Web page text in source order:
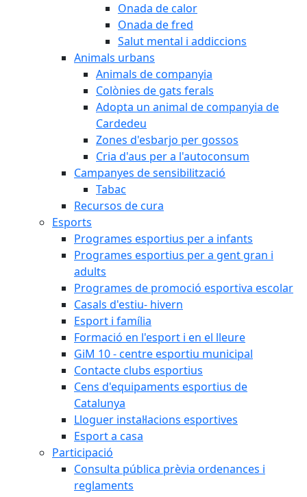
Onada de calor
Onada de fred
Salut mental i addiccions
Animals urbans
Animals de companyia
Colònies de gats ferals
Adopta un animal de companyia de
Cardedeu
Zones d'esbarjo per gossos
Cria d'aus per a l'autoconsum
Campanyes de sensibilització
Tabac
Recursos de cura
Esports
Programes esportius per a infants
Programes esportius per a gent gran i
adults
Programes de promoció esportiva escolar
Casals d'estiu- hivern
Esport i família
Formació en l'esport i en el lleure
GiM 10 - centre esportiu municipal
Contacte clubs esportius
Cens d'equipaments esportius de
Catalunya
Lloguer instal·lacions esportives
Esport a casa
Participació
Consulta pública prèvia ordenances i
reglaments